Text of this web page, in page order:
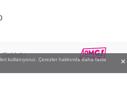
kullanıyoruz. Çerezler hakkında daha fazla